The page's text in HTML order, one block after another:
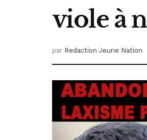
viole à
par Redaction Jeune Nation